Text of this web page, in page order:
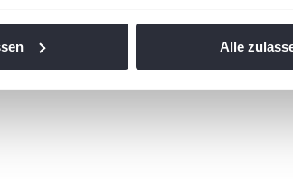
Funktionen für soziale Medien
wir Informationen zu Ihrer
Alle